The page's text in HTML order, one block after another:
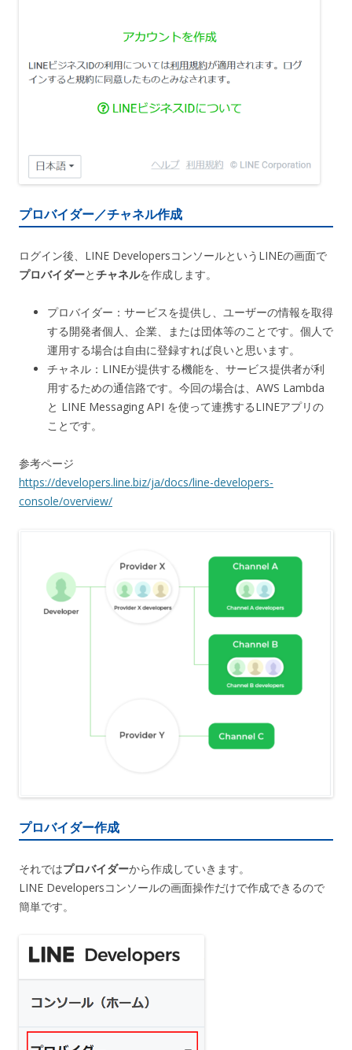
プロバイダー／チャネル作成
ログイン後、LINE DevelopersコンソールというLINEの画面で
プロバイダーとチャネルを作成します。
プロバイダー：サービスを提供し、ユーザーの情報を取得
する開発者個人、企業、または団体等のことです。個人で
運用する場合は自由に登録すれば良いと思います。
チャネル：LINEが提供する機能を、サービス提供者が利
用するための通信路です。今回の場合は、AWS Lambda
と LINE Messaging API を使って連携するLINEアプリの
ことです。
参考ページ
https://developers.line.biz/ja/docs/line-developers-
console/overview/
プロバイダー作成
それではプロバイダーから作成していきます。
LINE Developersコンソールの画面操作だけで作成できるので
簡単です。